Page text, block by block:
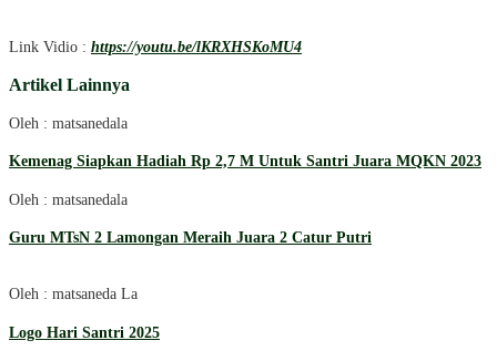
Link Vidio : https://youtu.be/lKRXHSKoMU4
Artikel Lainnya
Oleh : matsanedala
Kemenag Siapkan Hadiah Rp 2,7 M Untuk Santri Juara MQKN 2023
Oleh : matsanedala
Guru MTsN 2 Lamongan Meraih Juara 2 Catur Putri
Oleh : matsaneda La
Logo Hari Santri 2025